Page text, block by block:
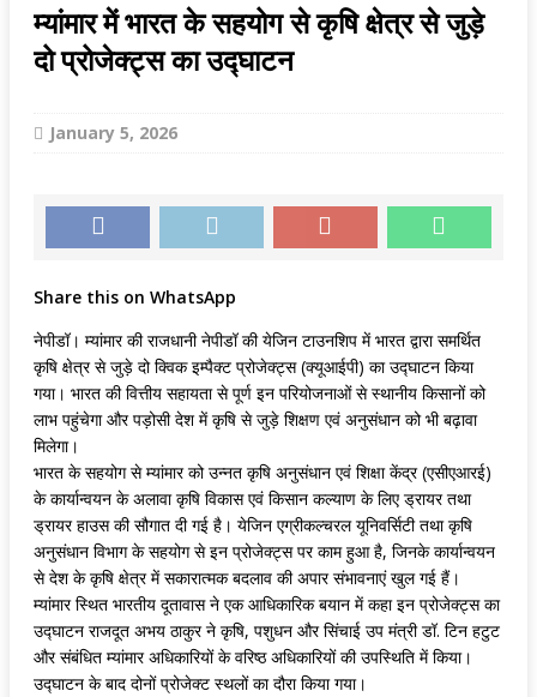
म्यांमार में भारत के सहयोग से कृषि क्षेत्र से जुड़े
दो प्रोजेक्ट्स का उद्घाटन
January 5, 2026
Share this on WhatsApp
नेपीडॉ। म्यांमार की राजधानी नेपीडॉ की येजिन टाउनशिप में भारत द्वारा समर्थित
कृषि क्षेत्र से जुड़े दो क्विक इम्पैक्ट प्रोजेक्ट्स (क्यूआईपी) का उद्घाटन किया
गया। भारत की वित्तीय सहायता से पूर्ण इन परियोजनाओं से स्थानीय किसानों को
लाभ पहुंचेगा और पड़ोसी देश में कृषि से जुड़े शिक्षण एवं अनुसंधान को भी बढ़ावा
मिलेगा।
भारत के सहयोग से म्यांमार को उन्नत कृषि अनुसंधान एवं शिक्षा केंद्र (एसीएआरई)
के कार्यान्वयन के अलावा कृषि विकास एवं किसान कल्याण के लिए ड्रायर तथा
ड्रायर हाउस की सौगात दी गई है। येजिन एग्रीकल्चरल यूनिवर्सिटी तथा कृषि
अनुसंधान विभाग के सहयोग से इन प्रोजेक्ट्स पर काम हुआ है, जिनके कार्यान्वयन
से देश के कृषि क्षेत्र में सकारात्मक बदलाव की अपार संभावनाएं खुल गई हैं।
म्यांमार स्थित भारतीय दूतावास ने एक आधिकारिक बयान में कहा इन प्रोजेक्ट्स का
उद्घाटन राजदूत अभय ठाकुर ने कृषि, पशुधन और सिंचाई उप मंत्री डॉ. टिन हटुट
और संबंधित म्यांमार अधिकारियों के वरिष्ठ अधिकारियों की उपस्थिति में किया।
उद्घाटन के बाद दोनों प्रोजेक्ट स्थलों का दौरा किया गया।